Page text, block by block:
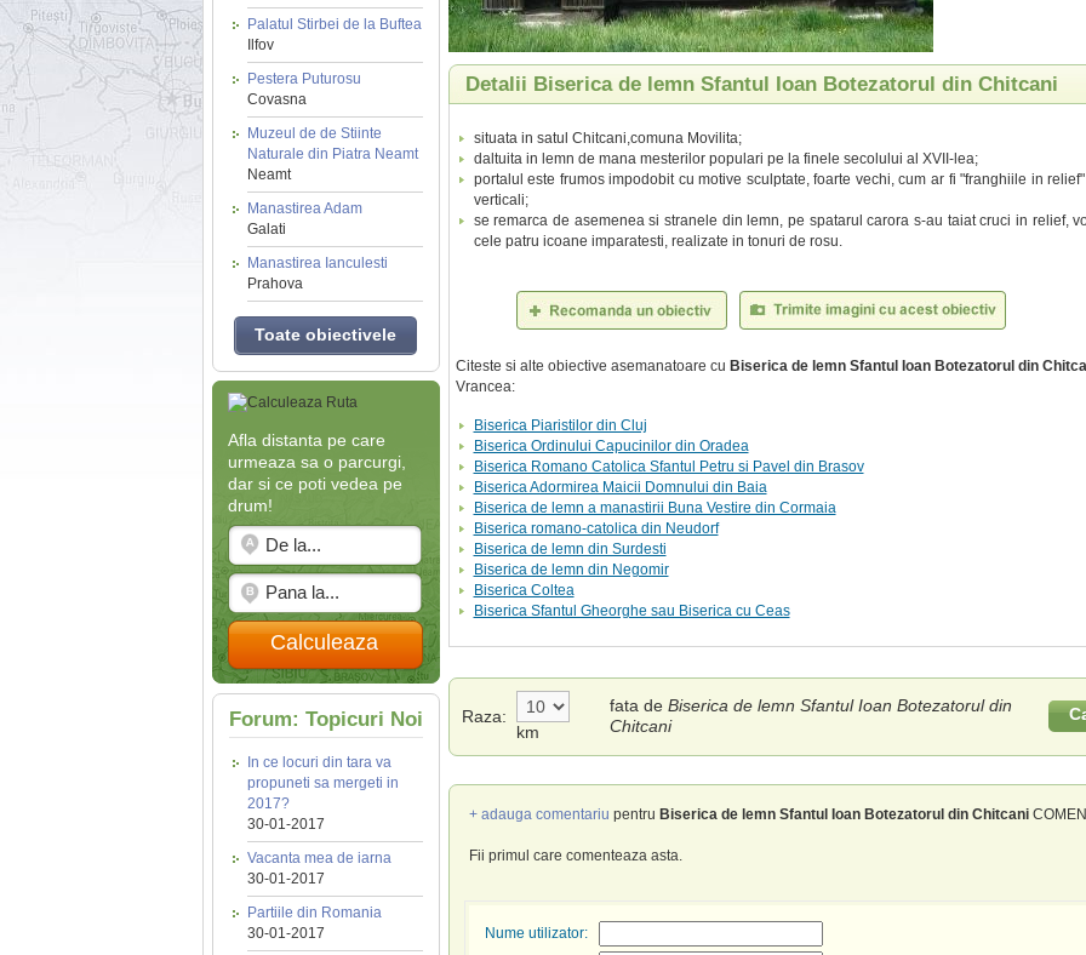
Palatul Stirbei de la Buftea
Ilfov
Pestera Puturosu
Covasna
Muzeul de de Stiinte
Naturale din Piatra Neamt
Neamt
Manastirea Adam
Galati
Manastirea Ianculesti
Prahova
Toate obiectivele
Afla distanta pe care
urmeaza sa o parcurgi,
dar si ce poti vedea pe
drum!
Calculeaza
Forum: Topicuri Noi
In ce locuri din tara va
propuneti sa mergeti in
2017?
30-01-2017
Vacanta mea de iarna
30-01-2017
Partiile din Romania
30-01-2017
Detalii Biserica de lemn Sfantul Ioan Botezatorul din Chitcani
situata in satul Chitcani,comuna Movilita;
daltuita in lemn de mana mesterilor populari pe la finele secolului al XVII-lea;
portalul este frumos impodobit cu motive sculptate, foarte vechi, cum ar fi "franghiile in
verticali;
se remarca de asemenea si stranele din lemn, pe spatarul carora s-au taiat cruci in relief,
cele patru icoane imparatesti, realizate in tonuri de rosu.
Citeste si alte obiective asemanatoare cu Biserica de lemn Sfantul Ioan Botezatorul din
Vrancea:
Biserica Piaristilor din Cluj
Biserica Ordinului Capucinilor din Oradea
Biserica Romano Catolica Sfantul Petru si Pavel din Brasov
Biserica Adormirea Maicii Domnului din Baia
Biserica de lemn a manastirii Buna Vestire din Cormaia
Biserica romano-catolica din Neudorf
Biserica de lemn din Surdesti
Biserica de lemn din Negomir
Biserica Coltea
Biserica Sfantul Gheorghe sau Biserica cu Ceas
Raza:
km
fata de Biserica de lemn Sfantul Ioan Botezatorul din
Chitcani
+ adauga comentariu pentru Biserica de lemn Sfantul Ioan Botezatorul din Chitcani
Fii primul care comenteaza asta.
Nume utilizator: